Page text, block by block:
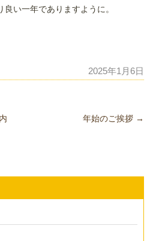
い一年でありますように。
2025年1月6日
年始のご挨拶 →